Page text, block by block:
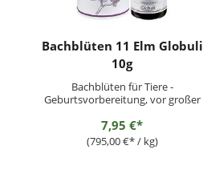
Bachblüten 11 Elm Globuli
10g
Bachblüten für Tiere -
Geburtsvorbereitung, vor großer
7,95 €*
(795,00 €* / kg)